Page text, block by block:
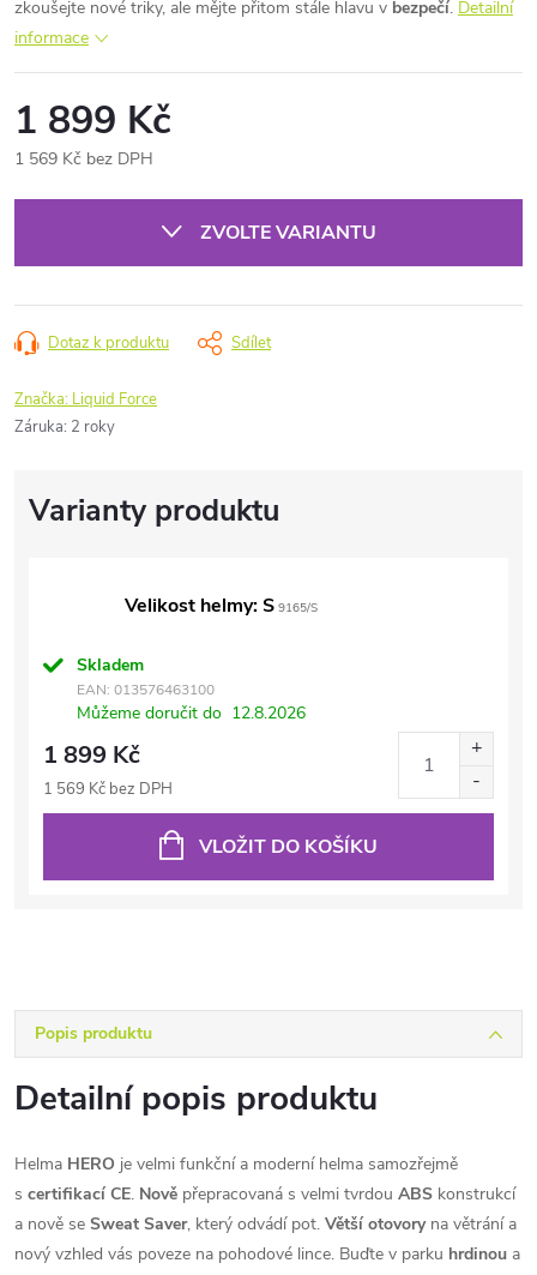
zkoušejte nové triky, ale mějte přitom stále hlavu v bezpečí. Detailní
informace
1 899 Kč
1 569 Kč bez DPH
ZVOLTE VARIANTU
Dotaz k produktu Sdílet
Značka: Liquid Force
Záruka: 2 roky
Velikost helmy: S 9165/S
Skladem
EAN: 013576463100
Můžeme doručit do 12.8.2026
1 899 Kč
1 569 Kč bez DPH
VLOŽIT DO KOŠÍKU
Popis produktu
Detailní popis produktu
Helma HERO je velmi funkční a moderní helma samozřejmě
s certifikací CE. Nově přepracovaná s velmi tvrdou ABS konstrukcí
a nově se Sweat Saver, který odvádí pot. Větší otovoryna větrání a
nový vzhled vás poveze na pohodové lince. Buďte v parku hrdinou a